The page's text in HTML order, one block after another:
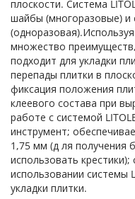
плоскости. Система
шайбы (многоразовые) и
множество
подходит для укладки
перепады плитки в
фиксация положения
клеевого состава при
работе с системой
инструмент;
1,75 мм (д ля получения
использовать
использовании системы
укладки плитки.